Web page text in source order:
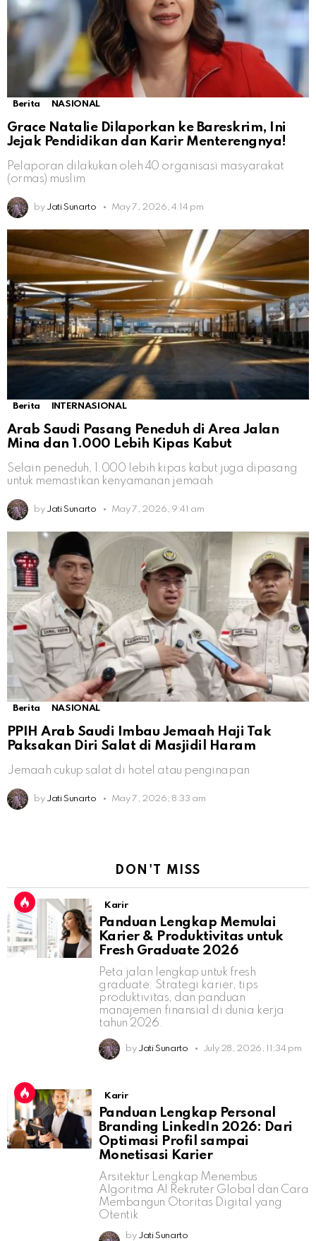
Berita NASIONAL
Grace Natalie Dilaporkan ke Bareskrim, Ini
Jejak Pendidikan dan Karir Menterengnya!
Pelaporan dilakukan oleh 40 organisasi masyarakat
(ormas) muslim
by Jati Sunarto May 7, 2026, 4:14 pm
Berita INTERNASIONAL
Arab Saudi Pasang Peneduh di Area Jalan
Mina dan 1.000 Lebih Kipas Kabut
Selain peneduh, 1.000 lebih kipas kabut juga dipasang
untuk memastikan kenyamanan jemaah
by Jati Sunarto May 7, 2026, 9:41 am
Berita NASIONAL
PPIH Arab Saudi Imbau Jemaah Haji Tak
Paksakan Diri Salat di Masjidil Haram
Jemaah cukup salat di hotel atau penginapan
by Jati Sunarto May 7, 2026, 8:33 am
DON'T MISS
Karir
Panduan Lengkap Memulai
Karier & Produktivitas untuk
Fresh Graduate 2026
Peta jalan lengkap untuk fresh
graduate: Strategi karier, tips
produktivitas, dan panduan
manajemen finansial di dunia kerja
tahun 2026.
by Jati Sunarto July 28, 2026, 11:34 pm
Karir
Panduan Lengkap Personal
Branding LinkedIn 2026: Dari
Optimasi Profil sampai
Monetisasi Karier
Arsitektur Lengkap Menembus
Algoritma AI Rekruter Global dan Cara
Membangun Otoritas Digital yang
Otentik
by Jati Sunarto